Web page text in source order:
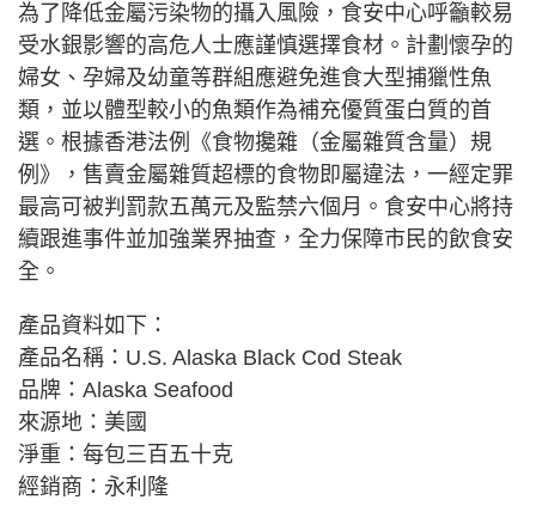
為了降低金屬污染物的攝入風險，食安中心呼籲較易
受水銀影響的高危人士應謹慎選擇食材。計劃懷孕的
婦女、孕婦及幼童等群組應避免進食大型捕獵性魚
類，並以體型較小的魚類作為補充優質蛋白質的首
選。根據香港法例《食物攙雜（金屬雜質含量）規
例》，售賣金屬雜質超標的食物即屬違法，一經定罪
最高可被判罰款五萬元及監禁六個月。食安中心將持
續跟進事件並加強業界抽查，全力保障市民的飲食安
全。
產品資料如下：
產品名稱：U.S. Alaska Black Cod Steak
品牌：Alaska Seafood
來源地：美國
淨重：每包三百五十克
經銷商：永利隆